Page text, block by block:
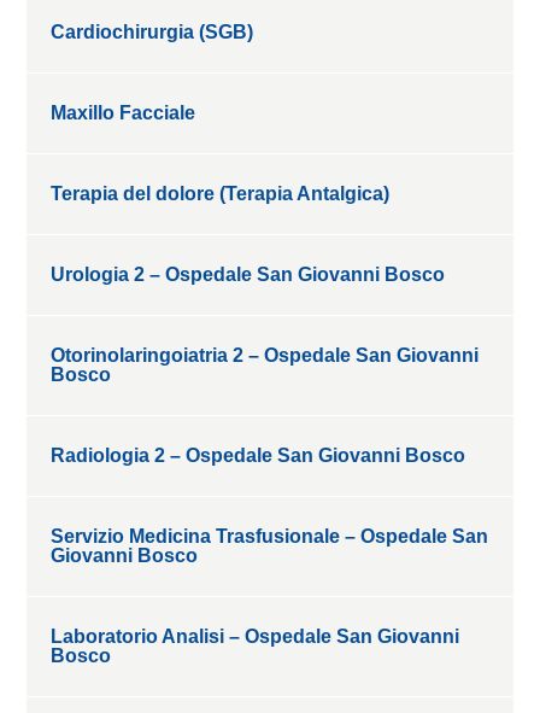
Cardiochirurgia (SGB)
Maxillo Facciale
Terapia del dolore (Terapia Antalgica)
Urologia 2 – Ospedale San Giovanni Bosco
Otorinolaringoiatria 2 – Ospedale San Giovanni
Bosco
Radiologia 2 – Ospedale San Giovanni Bosco
Servizio Medicina Trasfusionale – Ospedale San
Giovanni Bosco
Laboratorio Analisi – Ospedale San Giovanni
Bosco